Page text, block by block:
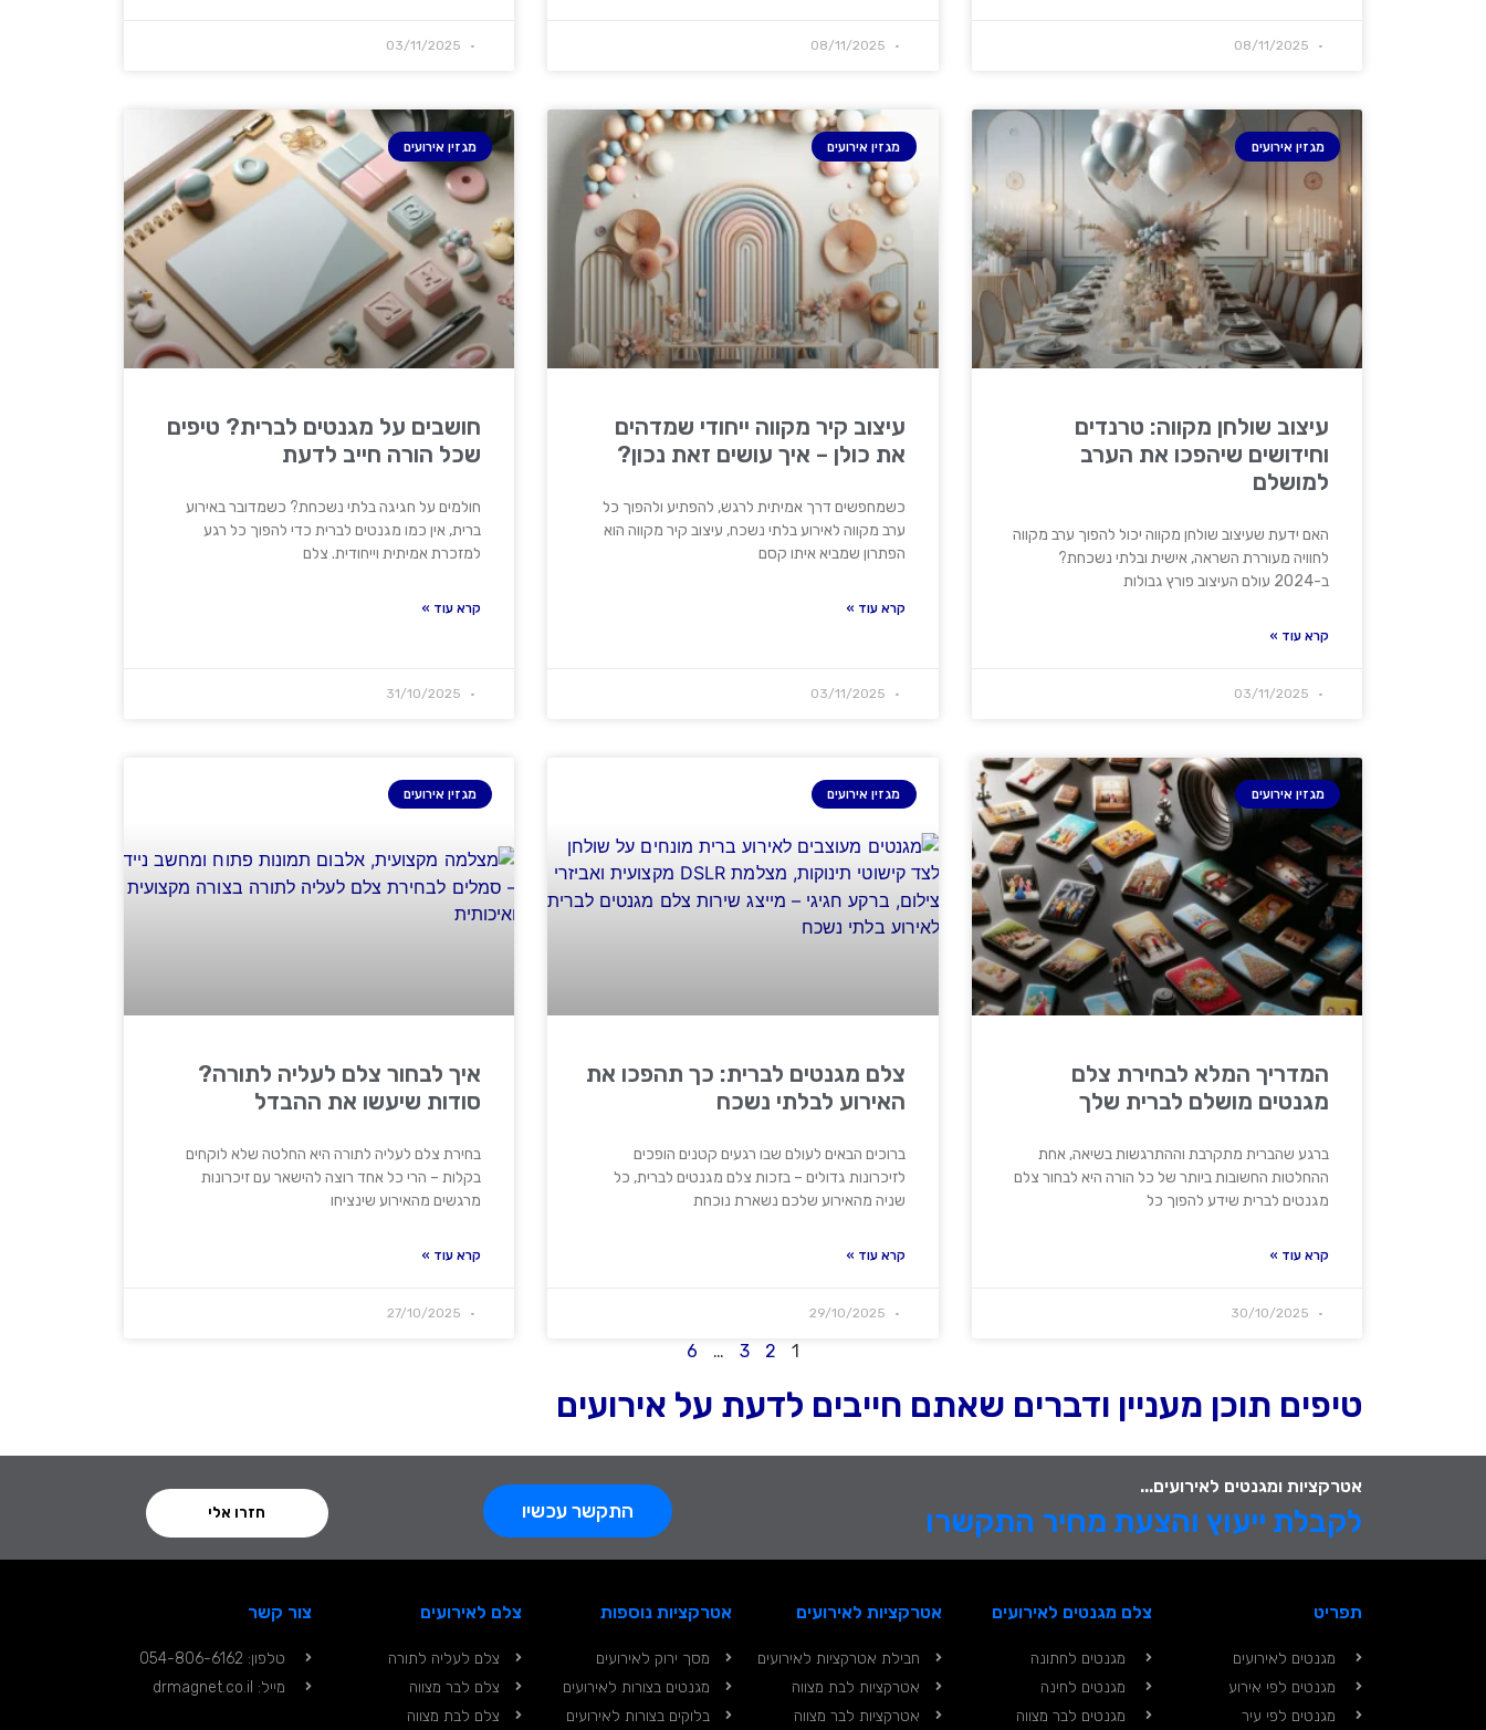
מגזין אירועים
עיצוב שולחן מקווה: טרנדים
וחידושים שיהפכו את הערב
למושלם
האם ידעת שעיצוב שולחן מקווה יכול להפוך ערב מקווה
לחוויה מעוררת השראה, אישית ובלתי נשכחת?
ב-2024 עולם העיצוב פורץ גבולות
קרא עוד »
מגזין אירועים
עיצוב קיר מקווה ייחודי שמדהים
את כולן – איך עושים זאת נכון?
כשמחפשים דרך אמיתית לרגש, להפתיע ולהפוך כל
ערב מקווה לאירוע בלתי נשכח, עיצוב קיר מקווה הוא
הפתרון שמביא איתו קסם
קרא עוד »
מגזין אירועים
חושבים על מגנטים לברית? טיפים
שכל הורה חייב לדעת
חולמים על חגיגה בלתי נשכחת? כשמדובר באירוע
ברית, אין כמו מגנטים לברית כדי להפוך כל רגע
למזכרת אמיתית וייחודית. צלם
קרא עוד »
מגזין אירועים
המדריך המלא לבחירת צלם
מגנטים מושלם לברית שלך
ברגע שהברית מתקרבת וההתרגשות בשיאה, אחת
ההחלטות החשובות ביותר של כל הורה היא לבחור צלם
מגנטים לברית שידע להפוך כל
קרא עוד »
מגזין אירועים
צלם מגנטים לברית: כך תהפכו את
האירוע לבלתי נשכח
ברוכים הבאים לעולם שבו רגעים קטנים הופכים
לזיכרונות גדולים – בזכות צלם מגנטים לברית, כל
שניה מהאירוע שלכם נשארת נוכחת
קרא עוד »
מגזין אירועים
איך לבחור צלם לעליה לתורה?
סודות שיעשו את ההבדל
בחירת צלם לעליה לתורה היא החלטה שלא לוקחים
בקלות – הרי כל אחד רוצה להישאר עם זיכרונות
מרגשים מהאירוע שינציחו
קרא עוד »
1
2
3
…
6
טיפים תוכן מעניין ודברים שאתם חייבים לדעת על אירועים
אטרקציות ומגנטים לאירועים...
לקבלת ייעוץ והצעת מחיר התקשרו התקשר עכשיו חזרו אלי
תפריט
מגנטים לאירועים
מגנטים לפי אירוע
מגנטים לפי עיר
צלם מגנטים לאירועים
מגנטים לחתונה
מגנטים לחינה
מגנטים לבר מצווה
אטרקציות לאירועים
חבילת אטרקציות לאירועים
אטרקציות לבת מצווה
אטרקציות לבר מצווה
אטרקציות נוספות
מסך ירוק לאירועים
מגנטים בצורות לאירועים
בלוקים בצורות לאירועים
צלם לאירועים
צלם לעליה לתורה
צלם לבר מצווה
צלם לבת מצווה
צור קשר
טלפון: 054-806-6162
מייל: drmagnet.co.il